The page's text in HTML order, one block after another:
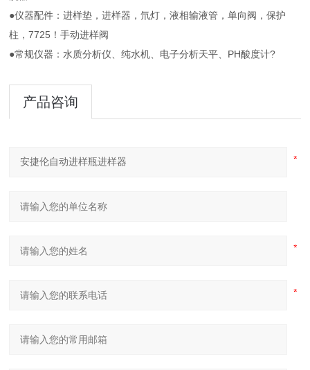
●仪器配件：进样垫，进样器，氘灯，液相输液管，单向阀，保护
柱，7725！手动进样阀
●常规仪器：水质分析仪、纯水机、电子分析天平、PH酸度计?
产品咨询